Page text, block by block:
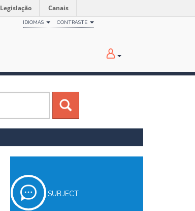
Legislação Canais
IDIOMAS CONTRASTE
SUBJECT